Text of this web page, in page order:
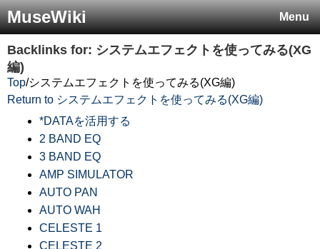
Menu
MuseWiki
Backlinks for: システムエフェクトを使ってみる(XG
編)
Top/システムエフェクトを使ってみる(XG編)
Return to システムエフェクトを使ってみる(XG編)
*DATAを活用する
2 BAND EQ
3 BAND EQ
AMP SIMULATOR
AUTO PAN
AUTO WAH
CELESTE 1
CELESTE 2